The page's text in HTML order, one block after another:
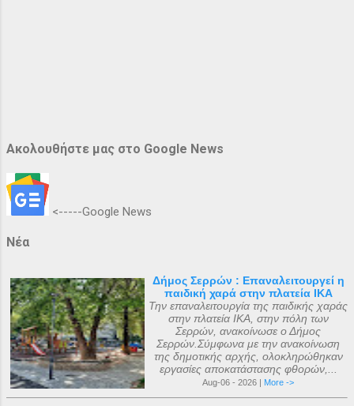
Ακολουθήστε μας στο Google News
<-----Google News
Νέα
Δήμος Σερρών : Επαναλειτουργεί η
παιδική χαρά στην πλατεία ΙΚΑ
Την επαναλειτουργία της παιδικής χαράς
στην πλατεία ΙΚΑ, στην πόλη των
Σερρών, ανακοίνωσε ο Δήμος
Σερρών.Σύμφωνα με την ανακοίνωση
της δημοτικής αρχής, ολοκληρώθηκαν
εργασίες αποκατάστασης φθορών,...
Aug-06 - 2026 | More ->